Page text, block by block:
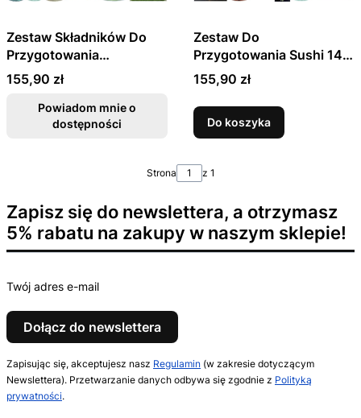
Zestaw Składników Do
Przygotowania
Japońskiej Zupy
TANTANMEN RAMEN 14
Produktów
Cena
155,90 zł
Powiadom mnie o
dostępności
Zestaw Do
Przygotowania Sushi 14
Produktów z Książką
Cena
155,90 zł
Do koszyka
Strona z 1
Zapisz się do newslettera, a otrzymasz
5% rabatu na zakupy w naszym sklepie!
Twój adres e-mail
Dołącz do newslettera
Zapisując się, akceptujesz nasz Regulamin (w zakresie dotyczącym
Newslettera). Przetwarzanie danych odbywa się zgodnie z Polityką
prywatności.